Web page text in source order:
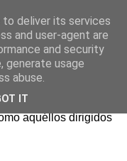
literarias
tienen cabida tanto
aquéllos dirigidos
deliver its services
and user-agent are
and security
generate usage
abuse.
IT